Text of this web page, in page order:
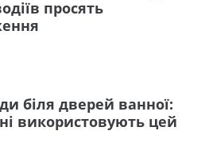
просять
біля дверей ванної:
використовують цей